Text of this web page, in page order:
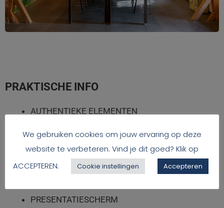
PRAKTISCHE INFO
AUTHENTIEKE ELEMENTEN
ON SITE PARKING
TECHNISCHE BENODIGDHEDEN
PRESENTATIESCHERM
We gebruiken cookies om jouw ervaring op deze
website te verbeteren. Vind je dit goed? Klik op
ACCEPTEREN.
Cookie instellingen Accepteren